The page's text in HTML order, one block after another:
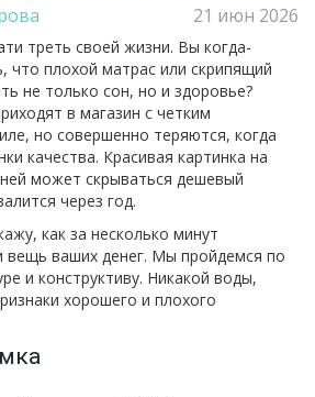
21 июн 2026
треть своей жизни. Вы когда-
что плохой матрас или скрипящий
не только сон, но и здоровье?
в магазин с четким
но совершенно теряются, когда
качества. Красивая картинка на
может скрываться дешевый
через год.
как за несколько минут
вещь ваших денег. Мы пройдемся по
и конструктиву. Никакой воды,
хорошего и плохого